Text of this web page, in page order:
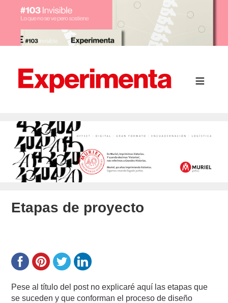
Etapas de proyecto
Pese al título del post no explicaré aquí las etapas que
se suceden y que conforman el proceso de diseño